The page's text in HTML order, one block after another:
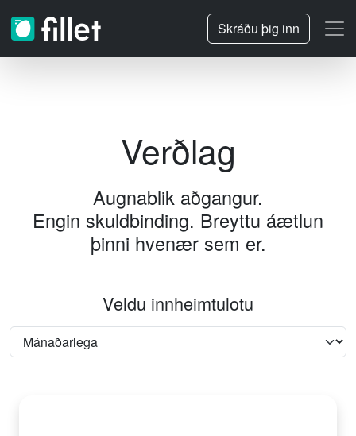
Skráðu þig inn
Verðlag
Augnablik aðgangur.
Engin skuldbinding. Breyttu áætlun
þinni hvenær sem er.
Veldu innheimtulotu